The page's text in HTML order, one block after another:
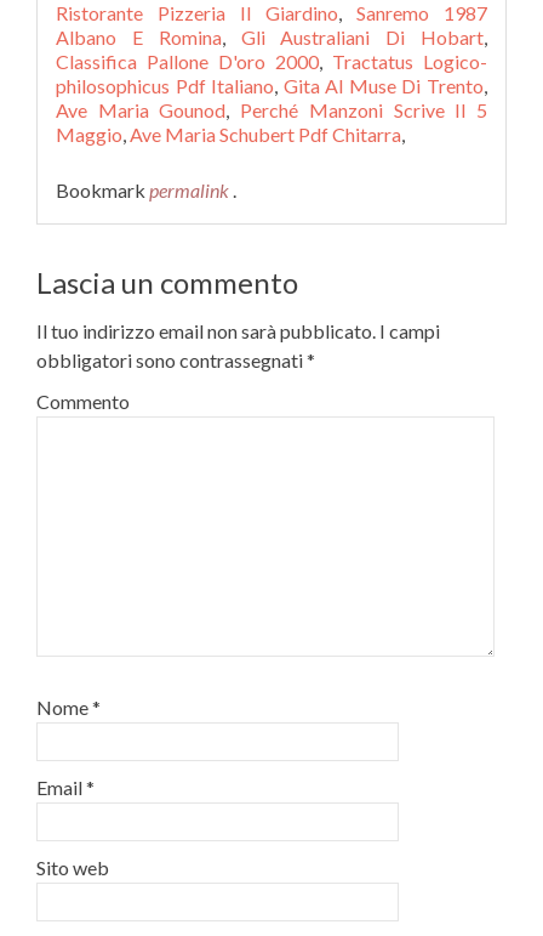
Ristorante Pizzeria Il Giardino, Sanremo 1987
Albano E Romina, Gli Australiani Di Hobart,
Classifica Pallone D'oro 2000, Tractatus Logico-
philosophicus Pdf Italiano, Gita Al Muse Di Trento,
Ave Maria Gounod, Perché Manzoni Scrive Il 5
Maggio,Ave Maria Schubert Pdf Chitarra,
Bookmark permalink .
Lascia un commento
Il tuo indirizzo email non sarà pubblicato. I campi
obbligatori sono contrassegnati*
Commento
Nome*
Email*
Sito web